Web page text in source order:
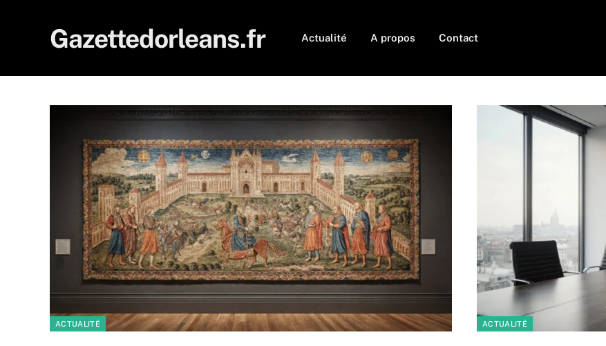
Gazettedorleans.fr Actualité A propos Contact
ACTUALITÉ ACTUALITÉ